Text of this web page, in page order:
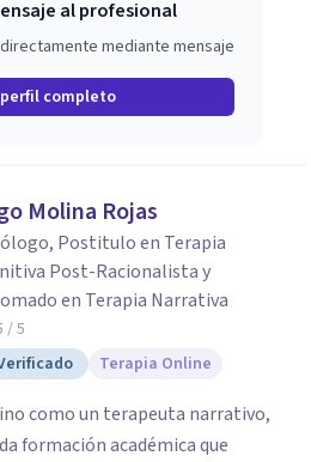
al profesional
mediante mensaje
completo
Molina Rojas
Postitulo en Terapia
Post-Racionalista y
en Terapia Narrativa
/ 5
Terapia Online
como un terapeuta narrativo,
formación académica que